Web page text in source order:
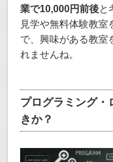
業で10,000円前後と
見学や無料体験教室
で、興味がある教室
れませんね。
プログラミング・
きか？